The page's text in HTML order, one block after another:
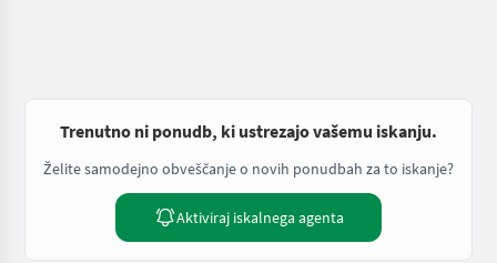
Trenutno ni ponudb, ki ustrezajo vašemu iskanju.
Želite samodejno obveščanje o novih ponudbah za to iskanje?
Aktiviraj iskalnega agenta